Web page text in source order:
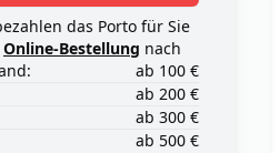
das Porto für Sie
Online-Bestellung nach
ab 100 €
ab 200 €
ab 300 €
ab 500 €